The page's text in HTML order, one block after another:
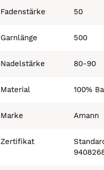
Fadenstärke 50
Garnlänge 500
Nadelstärke 80-90
Material 100%
Marke Amann
Zertifikat